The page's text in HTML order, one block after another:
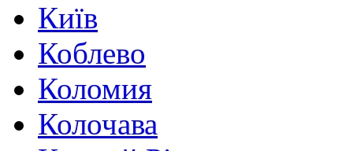
Київ
Коблево
Коломия
Колочава